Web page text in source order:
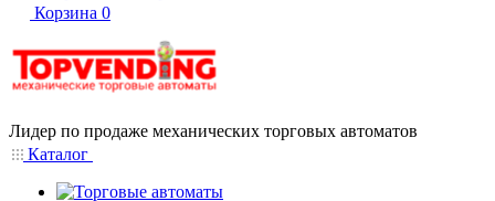
Корзина 0
Лидер по продаже механических торговых автоматов
Каталог